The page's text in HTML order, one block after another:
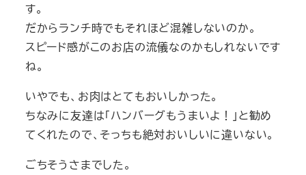
す。
だからランチ時でもそれほど混雑しないのか。
スピード感がこのお店の流儀なのかもしれないです
ね。
いやでも、お肉はとてもおいしかった。
ちなみに友達は「ハンバーグもうまいよ！」と勧め
てくれたので、そっちも絶対おいしいに違いない。
ごちそうさまでした。